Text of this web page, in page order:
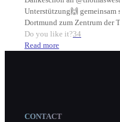
Unterstützung🙌 gemeinsam
Dortmund zum Zentrum der
Do you like it?34
Read more
CONTACT